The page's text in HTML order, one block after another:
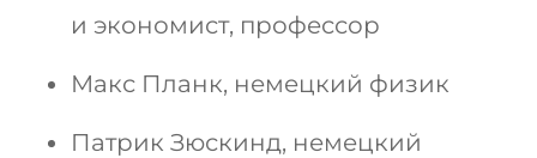
и экономист, профессор
Макс Планк, немецкий физик
Патрик Зюскинд, немецкий